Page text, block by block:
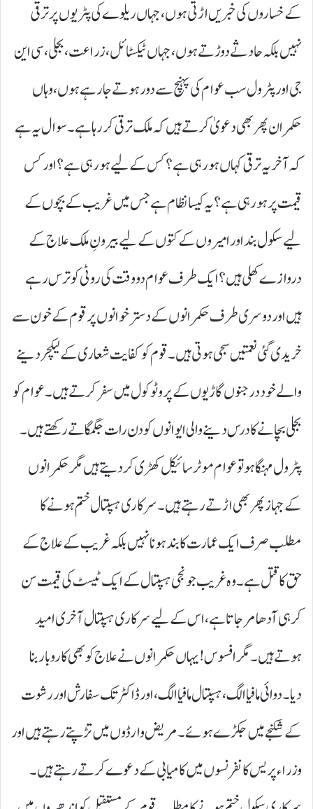
کے خساروں کی خبریں اڑتی ہوں، جہاں ریلوے کی پٹریوں پر ترقی
نہیں بلکہ حادثے دوڑتے ہوں، جہاں ٹیکسٹائل، زراعت، بجلی، سی این
جی اور پٹرول سب عوام کی پہنچ سے دور ہوتے جا رہے ہوں، وہاں
حکمران پھر بھی دعویٰ کرتے ہیں کہ ملک ترقی کر رہا ہے۔ سوال یہ ہے
کہ آخر یہ ترقی کہاں ہو رہی ہے؟ کس کے لیے ہو رہی ہے؟ اور کس
قیمت پر ہو رہی ہے؟ یہ کیسا نظام ہے جس میں غریب کے بچوں کے
لیے سکول بند اور امیروں کے کتوں کے لیے بیرونِ ملک علاج کے
دروازے کھلی ہیں؟ ایک طرف عوام دو وقت کی روٹی کو ترس رہے
ہیں اور دوسری طرف حکمرانوں کے دستر خوانوں پر قوم کے خون سے
خریدی گئی نعمتیں سجی ہوتی ہیں۔ قوم کو کفایت شعاری کے لیکچر دینے
والے خود درجنوں گاڑیوں کے پروٹوکول میں سفر کرتے ہیں۔ عوام کو
بجلی بچانے کا درس دینے والی ایوانوں کو دن رات جگمگاتے رکھتے ہیں۔
پٹرول مہنگا ہو تو عوام موٹر سائیکل کھڑی کر دیتے ہیں مگر حکمرانوں
کے جہاز پھر بھی اڑتے رہتے ہیں۔ سرکاری ہسپتال ختم ہونے کا
مطلب صرف ایک عمارت کا بند ہونا نہیں بلکہ غریب کے علاج کے
حق کا قتل ہے۔ وہ غریب جو نجی ہسپتال کے ایک ٹیسٹ کی قیمت سن
کر ہی آدھا مر جاتا ہے، اس کے لیے سرکاری ہسپتال آخری امید
ہوتے ہیں۔ مگر افسوس! یہاں حکمرانوں نے علاج کو بھی کاروبار بنا
دیا۔ دوائی مافیا الگ، ہسپتال مافیا الگ، اور ڈاکٹر تک سفارش اور رشوت
کے شکنجے میں جکڑے ہوئے۔ مریض وارڈوں میں تڑپتے رہتے ہیں اور
وزراء پریس کانفرنسوں میں کامیابی کے دعوے کرتے رہتے ہیں۔